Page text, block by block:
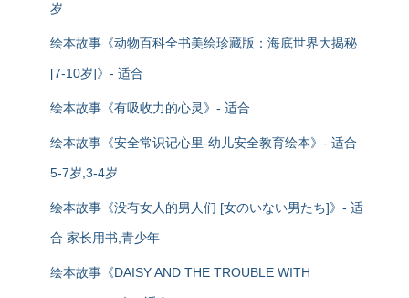
岁
绘本故事《动物百科全书美绘珍藏版：海底世界大揭秘
[7-10岁]》- 适合
绘本故事《有吸收力的心灵》- 适合
绘本故事《安全常识记心里-幼儿安全教育绘本》- 适合
5-7岁,3-4岁
绘本故事《没有女人的男人们 [女のいない男たち]》- 适
合 家长用书,青少年
绘本故事《DAISY AND THE TROUBLE WITH